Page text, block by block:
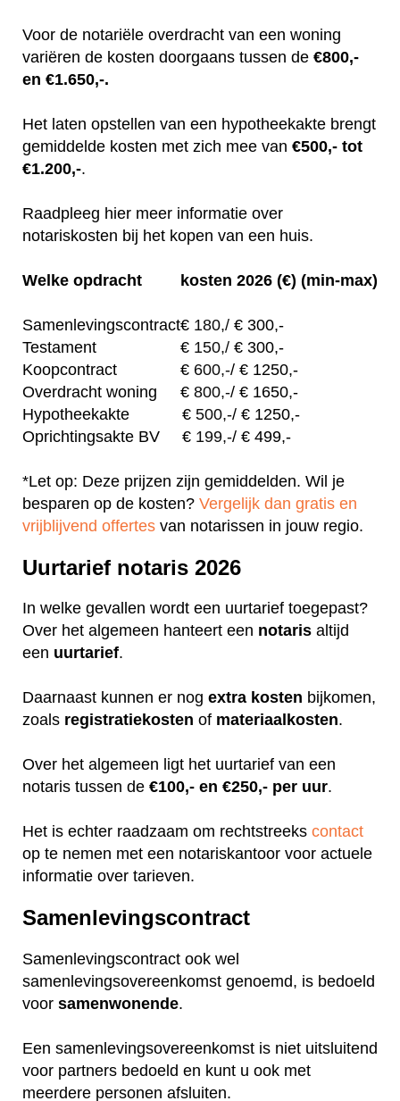
Voor de notariële overdracht van een woning
variëren de kosten doorgaans tussen de €800,-
en €1.650,-.
Het laten opstellen van een hypotheekakte brengt
gemiddelde kosten met zich mee van €500,- tot
€1.200,-.
Raadpleeg hier meer informatie over
notariskosten bij het kopen van een huis.
Welke opdracht kosten 2026 (€) (min-max)
Samenlevingscontract€ 180,/ € 300,-
Testament
€ 150,/ € 300,-
Koopcontract
€ 600,-/ € 1250,-
Overdracht woning
€ 800,-/ € 1650,-
Hypotheekakte
€ 500,-/ € 1250,-
Oprichtingsakte BV € 199,-/ € 499,-
*Let op: Deze prijzen zijn gemiddelden. Wil je
besparen op de kosten? Vergelijk dan gratis en
vrijblijvend offertes van notarissen in jouw regio.
Uurtarief notaris 2026
In welke gevallen wordt een uurtarief toegepast?
Over het algemeen hanteert een notaris altijd
een uurtarief.
Daarnaast kunnen er nog extra kosten bijkomen,
zoals registratiekosten of materiaalkosten.
Over het algemeen ligt het uurtarief van een
notaris tussen de €100,- en €250,- per uur.
Het is echter raadzaam om rechtstreeks contact
op te nemen met een notariskantoor voor actuele
informatie over tarieven.
Samenlevingscontract
Samenlevingscontract ook wel
samenlevingsovereenkomst genoemd, is bedoeld
voor samenwonende.
Een samenlevingsovereenkomst is niet uitsluitend
voor partners bedoeld en kunt u ook met
meerdere personen afsluiten.